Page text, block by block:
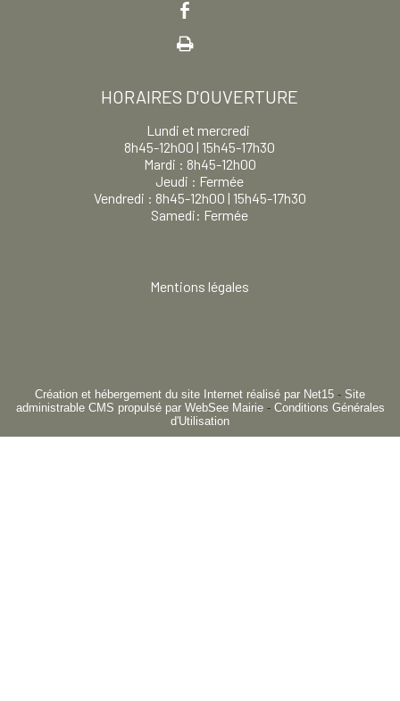
HORAIRES D'OUVERTURE
Lundi et mercredi
8h45-12h00 | 15h45-17h30
Mardi : 8h45-12h00
Jeudi : Fermée
Vendredi : 8h45-12h00 | 15h45-17h30
Samedi: Fermée
Mentions légales
Création et hébergement du site Internet réalisé par Net15 - Site
administrable CMS propulsé par WebSee Mairie- Conditions Générales
d'Utilisation